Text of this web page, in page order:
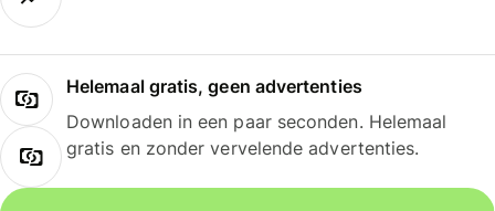
Helemaal gratis, geen advertenties
Downloaden in een paar seconden. Helemaal
gratis en zonder vervelende advertenties.